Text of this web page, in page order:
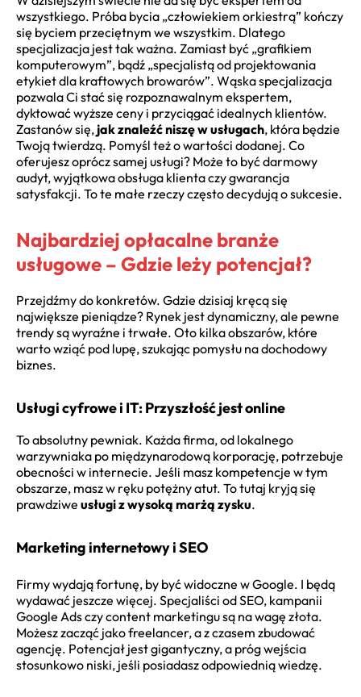
wszystkiego. Próba bycia „człowiekiem orkiestrą” kończy
się byciem przeciętnym we wszystkim. Dlatego
specjalizacja jest tak ważna. Zamiast być „grafikiem
komputerowym”, bądź „specjalistą od projektowania
etykiet dla kraftowych browarów”. Wąska specjalizacja
pozwala Ci stać się rozpoznawalnym ekspertem,
dyktować wyższe ceny i przyciągać idealnych klientów.
Zastanów się, jak znaleźć niszę w usługach, która będzie
Twoją twierdzą. Pomyśl też o wartości dodanej. Co
oferujesz oprócz samej usługi? Może to być darmowy
audyt, wyjątkowa obsługa klienta czy gwarancja
satysfakcji. To te małe rzeczy często decydują o sukcesie.
Najbardziej opłacalne branże
usługowe – Gdzie leży potencjał?
Przejdźmy do konkretów. Gdzie dzisiaj kręcą się
największe pieniądze? Rynek jest dynamiczny, ale pewne
trendy są wyraźne i trwałe. Oto kilka obszarów, które
warto wziąć pod lupę, szukając pomysłu na dochodowy
biznes.
Usługi cyfrowe i IT: Przyszłość jest online
To absolutny pewniak. Każda firma, od lokalnego
warzywniaka po międzynarodową korporację, potrzebuje
obecności w internecie. Jeśli masz kompetencje w tym
obszarze, masz w ręku potężny atut. To tutaj kryją się
prawdziwe usługi z wysoką marżą zysku.
Marketing internetowy i SEO
Firmy wydają fortunę, by być widoczne w Google. I będą
wydawać jeszcze więcej. Specjaliści od SEO, kampanii
Google Ads czy content marketingu są na wagę złota.
Możesz zacząć jako freelancer, a z czasem zbudować
agencję. Potencjał jest gigantyczny, a próg wejścia
stosunkowo niski, jeśli posiadasz odpowiednią wiedzę.